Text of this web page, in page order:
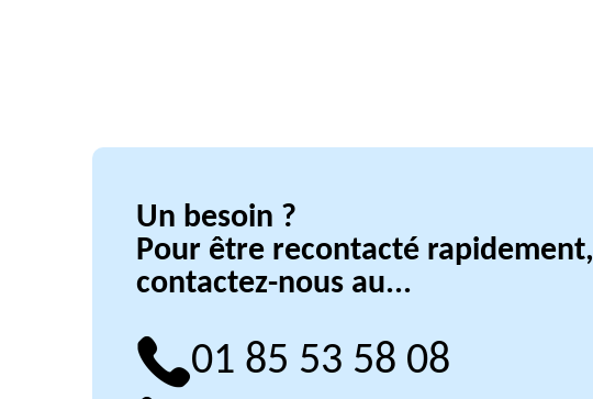
Un besoin ?
Pour être recontacté rapidement,
contactez-nous au...
01 85 53 58 08